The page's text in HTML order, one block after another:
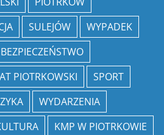
SULEJÓW
WYPADEK
BEZPIECZEŃSTWO
PIOTRKOWSKI
SPORT
WYDARZENIA
KMP W PIOTRKOWIE